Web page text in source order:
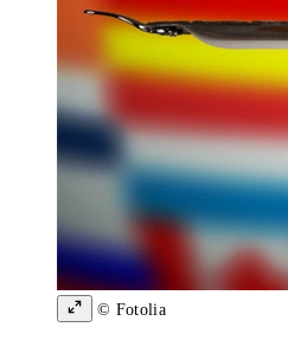
© Fotolia